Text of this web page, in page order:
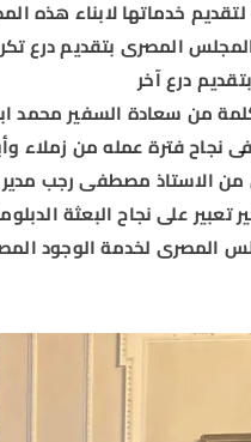
لتقديم خدماتها لابناء هذه
المصرى بتقديم درع
درع آخر
من سعادة السفير محمد
فترة عمله من زملاء
الاستاذ مصطفى رجب مدير
تعبير على نجاح البعثة
المصرى لخدمة الوجود